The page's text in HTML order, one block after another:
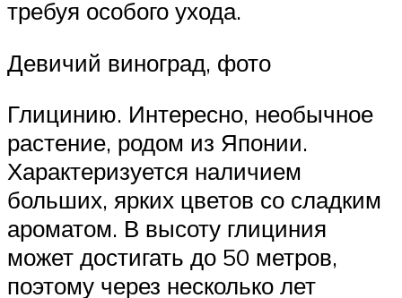
требуя особого ухода.
Девичий виноград, фото
Глицинию. Интересно, необычное
растение, родом из Японии.
Характеризуется наличием
больших, ярких цветов со сладким
ароматом. В высоту глициния
может достигать до 50 метров,
поэтому через несколько лет